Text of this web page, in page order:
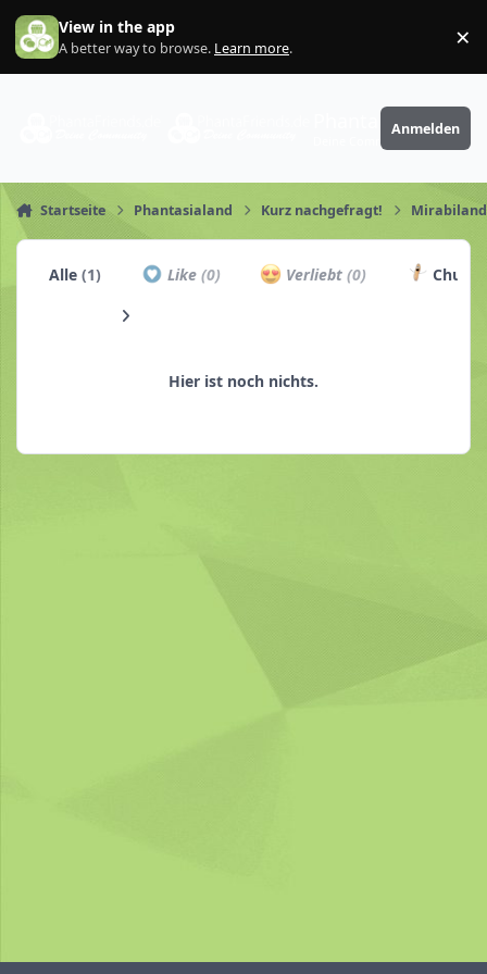
Zum Inhalt springen
View in the app
A better way to browse. Learn more. ×
PhantaFriends.de
Anmelden
Startseite Phantasialand Kurz nachgefragt!
Alle(1) Like (0) Verliebt(0)
Hier ist noch nichts.